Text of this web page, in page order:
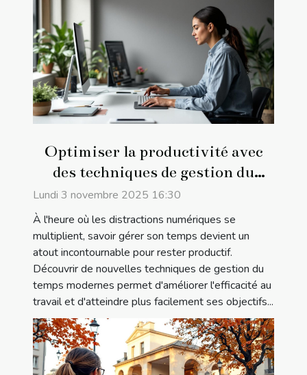
Optimiser la productivité avec
des techniques de gestion du
temps modernes
Lundi 3 novembre 2025 16:30
À l'heure où les distractions numériques se
multiplient, savoir gérer son temps devient un
atout incontournable pour rester productif.
Découvrir de nouvelles techniques de gestion du
temps modernes permet d'améliorer l'efficacité au
travail et d'atteindre plus facilement ses objectifs...